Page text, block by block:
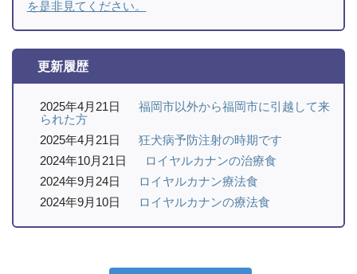
を是非見てください。
更新履歴
2025年4月21日
福岡市以外から福岡市に引越して来
られた方
2025年4月21日
狂犬病予防注射の時期です
2024年10月21日
ロイヤルカナンの治療食
2024年9月24日
ロイヤルカナン療法食
2024年9月10日
ロイヤルカナンの療法食